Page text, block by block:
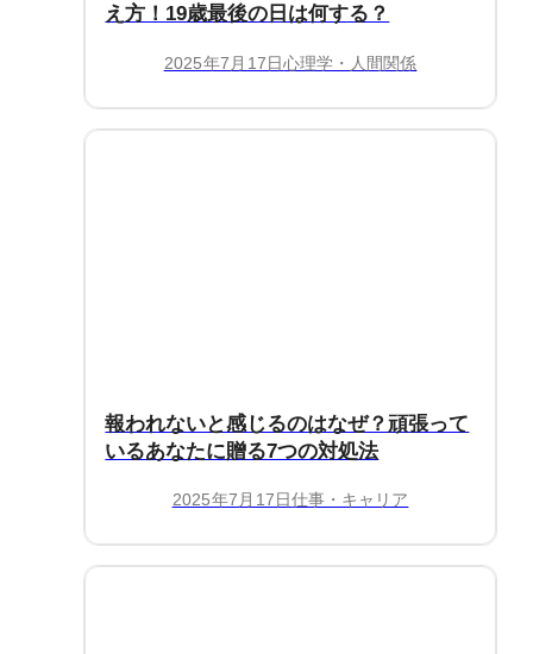
え方！19歳最後の日は何する？
2025年7月17日心理学・人間関係
報われないと感じるのはなぜ？頑張って
いるあなたに贈る7つの対処法
2025年7月17日仕事・キャリア